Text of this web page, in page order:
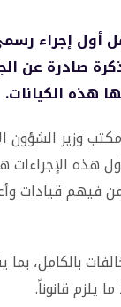
أول إجراء
صادرة عن
هذه الكيانات.
وزير
الإجراءات
فيهم قيادات
بالكامل،
يلزم قانوناً.